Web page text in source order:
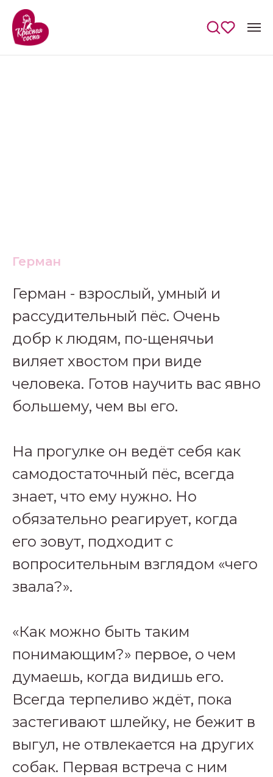
Герман
Герман - взрослый, умный и
рассудительный пёс. Очень
добр к людям, по-щенячьи
виляет хвостом при виде
человека. Готов научить вас явно
большему, чем вы его.
На прогулке он ведёт себя как
самодостаточный пёс, всегда
знает, что ему нужно. Но
обязательно реагирует, когда
его зовут, подходит с
вопросительным взглядом «чего
звала?».
«Как можно быть таким
понимающим?» первое, о чем
думаешь, когда видишь его.
Всегда терпеливо ждёт, пока
застегивают шлейку, не бежит в
выгул, не отвлекается на других
собак. Первая встреча с ним